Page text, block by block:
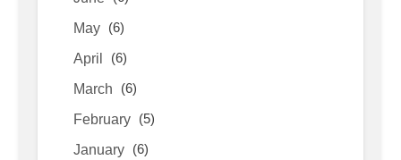
May (6)
April (6)
March (6)
February (5)
January (6)